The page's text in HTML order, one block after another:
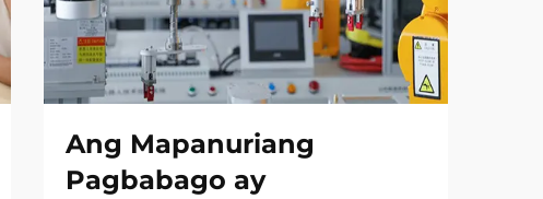
Ang Mapanuriang
Pagbabago ay